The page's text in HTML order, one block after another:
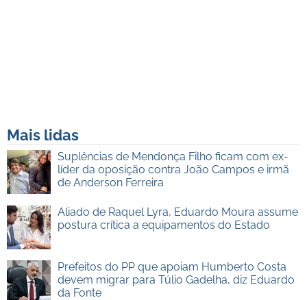
Mais lidas
Suplências de Mendonça Filho ficam com ex-
líder da oposição contra João Campos e irmã
de Anderson Ferreira
Aliado de Raquel Lyra, Eduardo Moura assume
postura crítica a equipamentos do Estado
Prefeitos do PP que apoiam Humberto Costa
devem migrar para Túlio Gadelha, diz Eduardo
da Fonte